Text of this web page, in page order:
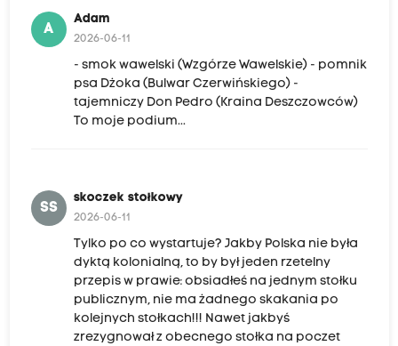
A
Adam
2026-06-11
- smok wawelski (Wzgórze Wawelskie) - pomnik
psa Dżoka (Bulwar Czerwińskiego) -
tajemniczy Don Pedro (Kraina Deszczowców)
To moje podium...
SS
skoczek stołkowy
2026-06-11
Tylko po co wystartuje? Jakby Polska nie była
dyktą kolonialną, to by był jeden rzetelny
przepis w prawie: obsiadłeś na jednym stołku
publicznym, nie ma żadnego skakania po
kolejnych stołkach!!! Nawet jakbyś
zrezygnował z obecnego stołka na poczet